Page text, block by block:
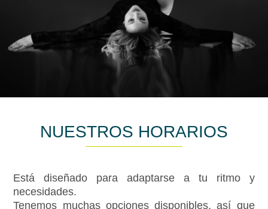
NUESTROS HORARIOS
Está diseñado para adaptarse a tu ritmo y
necesidades.
Tenemos muchas opciones disponibles, así que